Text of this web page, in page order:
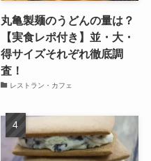
丸亀製麺のうどんの量は？
【実食レポ付き】並・大・
得サイズそれぞれ徹底調
査！
レストラン・カフェ